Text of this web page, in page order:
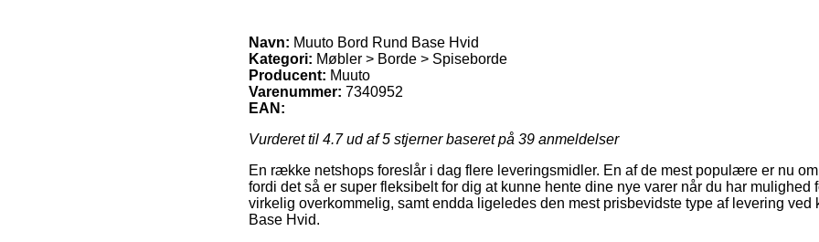
Navn: Muuto Bord Rund Base Hvid
Kategori: Møbler > Borde > Spiseborde
Producent: Muuto
Varenummer: 7340952
EAN:
Vurderet til 4.7ud af 5 stjerner baseret på 39 anmeldelser
En række netshops foreslår i dag flere leveringsmidler. En af de mest populære er nu
fordi det så er super fleksibelt for dig at kunne hente dine nye varer når du har mulighed
virkelig overkommelig, samt endda ligeledes den mest prisbevidste type af levering ved
Base Hvid.